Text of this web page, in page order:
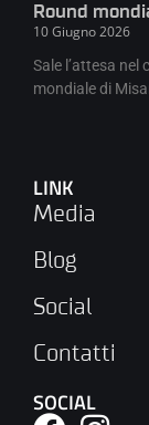
Round
10 Giugno 2026
Sale l’attesa nel
mondiale di
LINK
Media
Blog
Social
Contatti
SOCIAL